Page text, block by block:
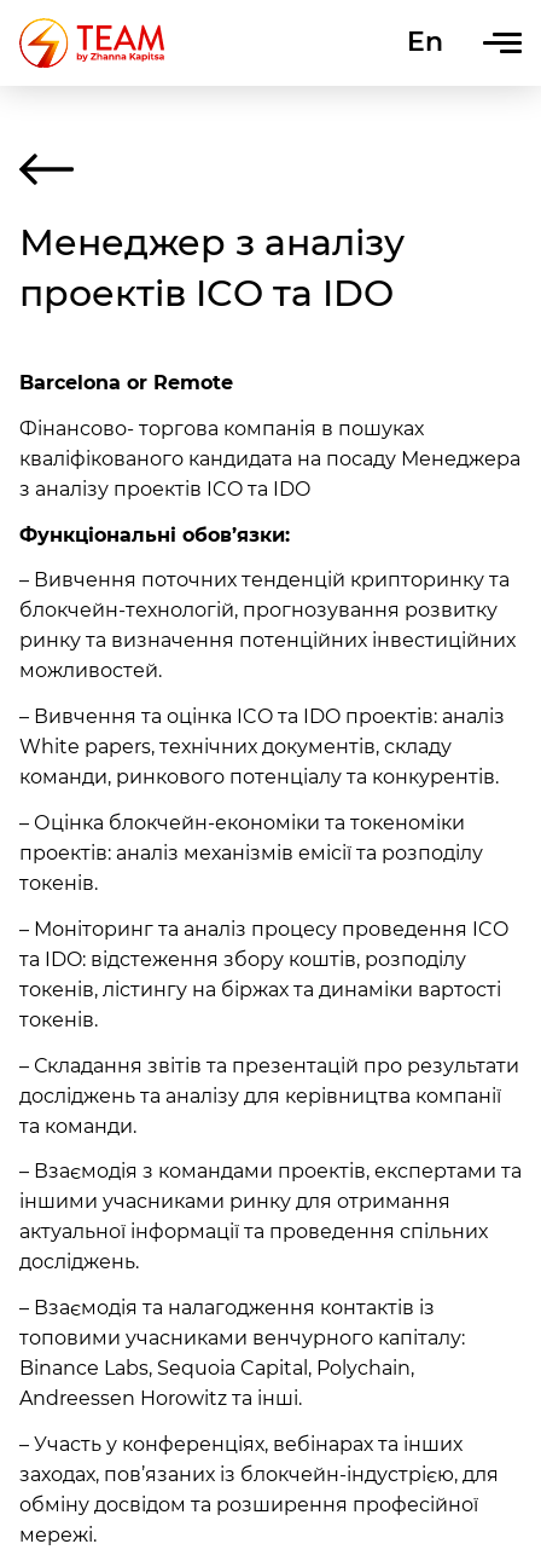
En
Uk
Менеджер з аналізу
проектів ICO та IDO
Barcelona or Remote
Фінансово- торгова компанія в пошуках
кваліфікованого кандидата на посаду Менеджера
з аналізу проектів ICO та IDO
Функціональні обов’язки:
– Вивчення поточних тенденцій крипторинку та
блокчейн-технологій, прогнозування розвитку
ринку та визначення потенційних інвестиційних
можливостей.
– Вивчення та оцінка ICO та IDO проектів: аналіз
White papers, технічних документів, складу
команди, ринкового потенціалу та конкурентів.
– Оцінка блокчейн-економіки та токеноміки
проектів: аналіз механізмів емісії та розподілу
токенів.
– Моніторинг та аналіз процесу проведення ICO
та IDO: відстеження збору коштів, розподілу
токенів, лістингу на біржах та динаміки вартості
токенів.
– Складання звітів та презентацій про результати
досліджень та аналізу для керівництва компанії
та команди.
– Взаємодія з командами проектів, експертами та
іншими учасниками ринку для отримання
актуальної інформації та проведення спільних
досліджень.
– Взаємодія та налагодження контактів із
топовими учасниками венчурного капіталу:
Binance Labs, Sequoia Capital, Polychain,
Andreessen Horowitz та інші.
– Участь у конференціях, вебінарах та інших
заходах, пов’язаних із блокчейн-індустрією, для
обміну досвідом та розширення професійної
мережі.